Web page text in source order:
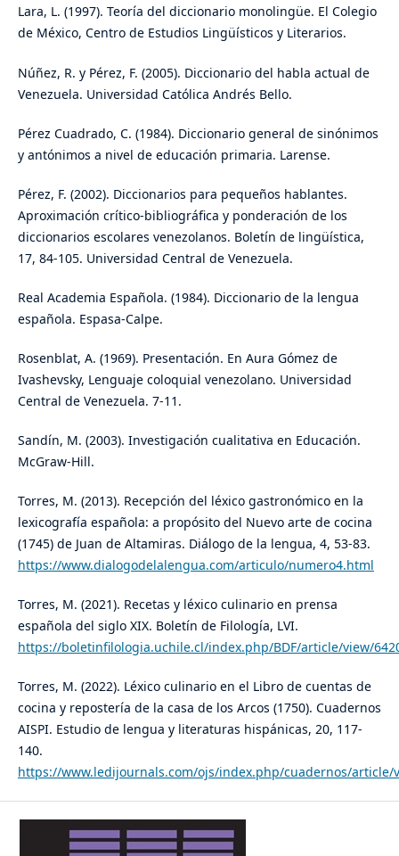
Lara, L. (1997). Teoría del diccionario monolingüe. El Colegio
de México, Centro de Estudios Lingüísticos y Literarios.
Núñez, R. y Pérez, F. (2005). Diccionario del habla actual de
Venezuela. Universidad Católica Andrés Bello.
Pérez Cuadrado, C. (1984). Diccionario general de sinónimos
y antónimos a nivel de educación primaria. Larense.
Pérez, F. (2002). Diccionarios para pequeños hablantes.
Aproximación crítico-bibliográfica y ponderación de los
diccionarios escolares venezolanos. Boletín de lingüística,
17, 84-105. Universidad Central de Venezuela.
Real Academia Española. (1984). Diccionario de la lengua
española. Espasa-Calpe.
Rosenblat, A. (1969). Presentación. En Aura Gómez de
Ivashevsky, Lenguaje coloquial venezolano. Universidad
Central de Venezuela. 7-11.
Sandín, M. (2003). Investigación cualitativa en Educación.
McGraw-Hill.
Torres, M. (2013). Recepción del léxico gastronómico en la
lexicografía española: a propósito del Nuevo arte de cocina
(1745) de Juan de Altamiras. Diálogo de la lengua, 4, 53-83.
https://www.dialogodelalengua.com/articulo/numero4.html
Torres, M. (2021). Recetas y léxico culinario en prensa
española del siglo XIX. Boletín de Filología, LVI.
https://boletinfilologia.uchile.cl/index.php/BDF/article/view/
Torres, M. (2022). Léxico culinario en el Libro de cuentas de
cocina y repostería de la casa de los Arcos (1750). Cuadernos
AISPI. Estudio de lengua y literaturas hispánicas, 20, 117-
140.
https://www.ledijournals.com/ojs/index.php/cuadernos/article/